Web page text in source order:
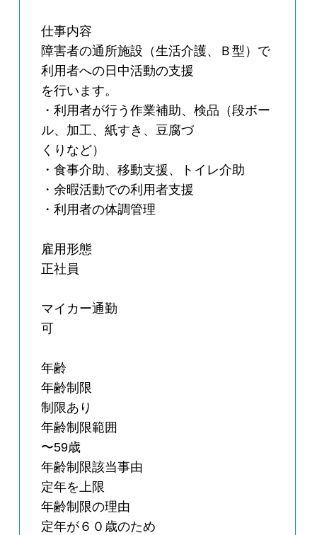
仕事内容
障害者の通所施設（生活介護、Ｂ型）で
利用者への日中活動の支援
を行います。
・利用者が行う作業補助、検品（段ボー
ル、加工、紙すき、豆腐づ
くりなど）
・食事介助、移動支援、トイレ介助
・余暇活動での利用者支援
・利用者の体調管理
雇用形態
正社員
マイカー通勤
可
年齢
年齢制限
制限あり
年齢制限範囲
〜59歳
年齢制限該当事由
定年を上限
年齢制限の理由
定年が６０歳のため